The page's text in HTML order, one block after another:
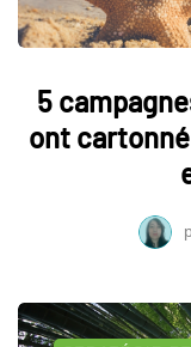
5
ont cartonné